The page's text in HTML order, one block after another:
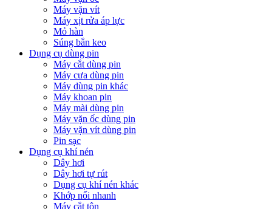
Máy vặn vít
Máy xịt rửa áp lực
Mỏ hàn
Súng bắn keo
Dụng cụ dùng pin
Máy cắt dùng pin
Máy cưa dùng pin
Máy dùng pin khác
Máy khoan pin
Máy mài dùng pin
Máy vặn ốc dùng pin
Máy vặn vít dùng pin
Pin sạc
Dụng cụ khí nén
Dây hơi
Dây hơi tự rút
Dụng cụ khí nén khác
Khớp nối nhanh
Máy cắt tôn